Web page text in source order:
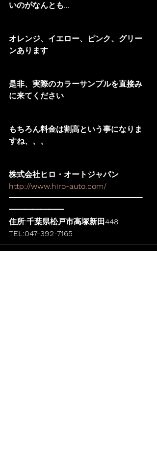
いのがなんとも…
オレンジ、イエロー、ピンク、グリー
ンあります
是非、実際のカラーサンプルを直接み
に来てください
もちろん料金は割高という事になりま
すね、、、
株式会社ヒロ・オートジャパン
http://www.hiro-auto.com/
━━━━━━━━━━━━━━━━━
━━━━━━━
住所:千葉県松戸市高塚新田448
TEL:047-392-7165